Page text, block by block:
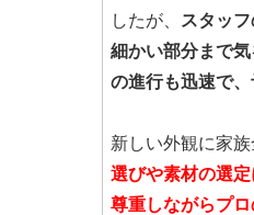
したが、
スタッ
細かい部分まで
の進行も迅速で、
新しい外観に家族
選びや素材の選
尊重しながらプ